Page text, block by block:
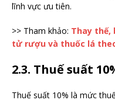
lĩnh vực ưu tiên.
>> Tham khảo: Thay thế,
tử rượu và thuốc lá
2.3. Thuế suất
Thuế suất 10% là mức